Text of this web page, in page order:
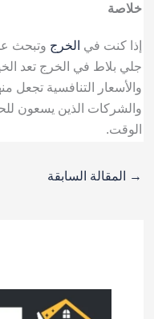
خلاصة
إذا كنت في الخرج وتبحث
جلي بلاط في الخرج تعد
والأسعار التنافسية تجعل
والشركات الذين يسعون
الوقت.
→ المقالة السابقة